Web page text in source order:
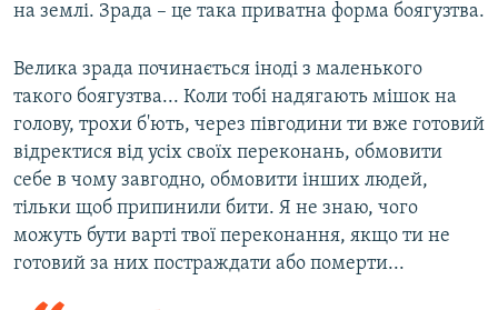
на землі. Зрада – це така приватна форма боягузтва.
Велика зрада починається іноді з маленького
такого боягузтва... Коли тобі надягають мішок на
голову, трохи б'ють, через півгодини ти вже готовий
відректися від усіх своїх переконань, обмовити
себе в чому завгодно, обмовити інших людей,
тільки щоб припинили бити. Я не знаю, чого
можуть бути варті твої переконання, якщо ти не
готовий за них постраждати або померти...